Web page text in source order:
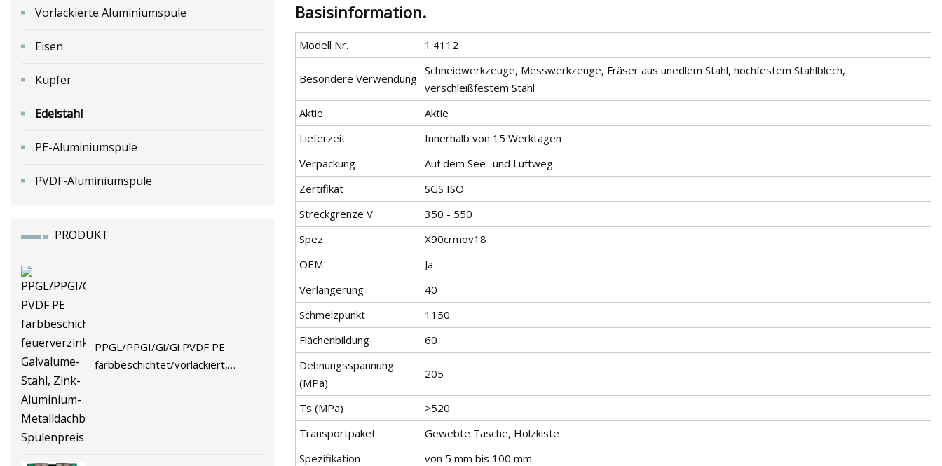
Vorlackierte Aluminiumspule
Eisen
Kupfer
Edelstahl
PE-Aluminiumspule
PVDF-Aluminiumspule
PRODUKT
PPGL/PPGI/Gi/Gi PVDF PE
farbbeschichtet/vorlackiert,
Basisinformation.
Modell Nr. 1.4112
Besondere Verwendung
Schneidwerkzeuge, Messwerkzeuge, Fräser aus unedlem Stahl, hochfestem Stahlblech,
verschleißfestem Stahl
Aktie
Aktie
Lieferzeit
Innerhalb von 15 Werktagen
Verpackung
Auf dem See- und Luftweg
Zertifikat
SGS ISO
Streckgrenze V
350 - 550
Spez
X90crmov18
OEM
Ja
Verlängerung
40
Schmelzpunkt
1150
Flächenbildung
60
Dehnungsspannung
(MPa)
205
Ts (MPa)
>520
Transportpaket
Gewebte Tasche, Holzkiste
Spezifikation
von 5 mm bis 100 mm